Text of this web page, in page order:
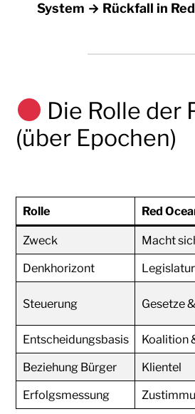
System → Rückfall in
Die Rolle der
(über Epochen)
Rolle Red
Zweck Macht
Denkhorizont
Legislatur
Steuerung Gesetze
Entscheidungsbasis
Koalition
Beziehung Bürger
Klientel
Erfolgsmessung